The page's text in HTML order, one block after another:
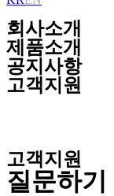
회사소개
제품소개
공지사항
고객지원
고객지원
질문하기